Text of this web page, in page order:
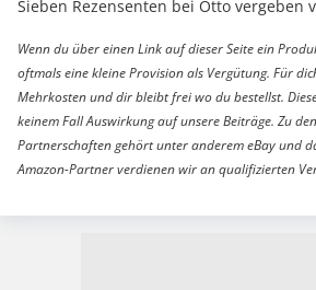
Sieben Rezensenten bei Otto vergeben
Wenn du über einen Link auf dieser Seite ein
oftmals eine kleine Provision als Vergütung. Für
Mehrkosten und dir bleibt frei wo du bestellst.
keinem Fall Auswirkung auf unsere Beiträge. Zu
Partnerschaften gehört unter anderem eBay und
Amazon-Partner verdienen wir an qualifizierten